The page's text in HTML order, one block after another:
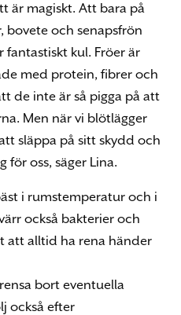
är magiskt. Att bara på
bovete och senapsfrön
fantastiskt kul. Fröer är
med protein, fibrer och
de inte är så pigga på att
Men när vi blötlägger
släppa på sitt skydd och
för oss, säger Lina.
i rumstemperatur och i
också bakterier och
att alltid ha rena händer
bort eventuella
också efter